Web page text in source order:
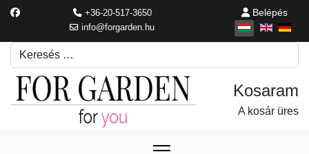
+36-20-517-3650
info@forgarden.hu
Belépés
Keresés
Írjon be egy keresési kifejezést.
A kosár üres